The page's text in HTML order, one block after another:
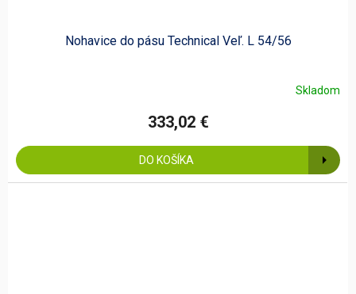
Nohavice do pásu Technical Veľ. L 54/56
Skladom
333,02 €
DO KOŠÍKA